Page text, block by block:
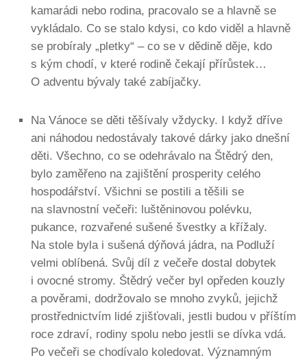
kamarádi nebo rodina, pracovalo se a hlavně se
vykládalo. Co se stalo kdysi, co kdo viděl a hlavně
se probíraly „pletky“ – co se v dědině děje, kdo
s kým chodí, v které rodině čekají přírůstek…
O adventu bývaly také zabíjačky.
Na Vánoce se děti těšívaly vždycky. I když dříve
ani náhodou nedostávaly takové dárky jako dnešní
děti. Všechno, co se odehrávalo na Štědrý den,
bylo zaměřeno na zajištění prosperity celého
hospodářství. Všichni se postili a těšili se
na slavnostní večeři: luštěninovou polévku,
pukance, rozvařené sušené švestky a křížaly.
Na stole byla i sušená dýňová jádra, na Podluží
velmi oblíbená. Svůj díl z večeře dostal dobytek
i ovocné stromy. Štědrý večer byl opředen kouzly
a pověrami, dodržovalo se mnoho zvyků, jejichž
prostřednictvím lidé zjišťovali, jestli budou v příštím
roce zdraví, rodiny spolu nebo jestli se dívka vdá.
Po večeři se chodívalo koledovat. Významným